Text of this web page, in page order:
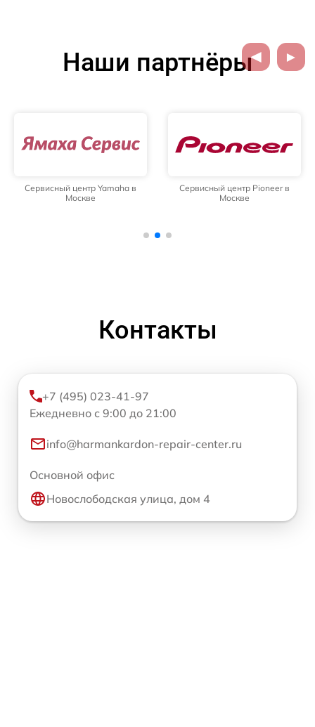
Наши партнёры
Сервисный центр Yamaha в
Москве
Сервисный центр Pioneer в
Москве
Контакты
+7 (495) 023-41-97
Ежедневно с 9:00 до 21:00
info@harmankardon-repair-center.ru
Основной офис
Новослободская улица, дом 4